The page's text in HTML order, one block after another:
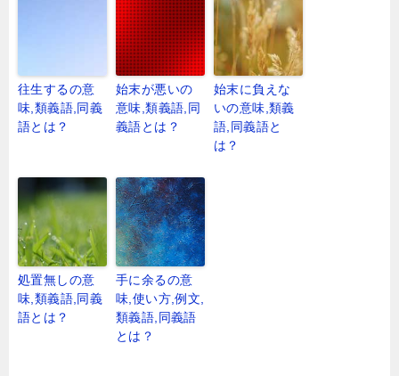
往生するの意
味,類義語,同義
語とは？
始末が悪いの
意味,類義語,同
義語とは？
始末に負えな
いの意味,類義
語,同義語と
は？
処置無しの意
味,類義語,同義
語とは？
手に余るの意
味,使い方,例文,
類義語,同義語
とは？